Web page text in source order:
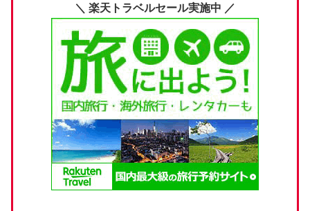
＼ 楽天トラベルセール実施中 ／